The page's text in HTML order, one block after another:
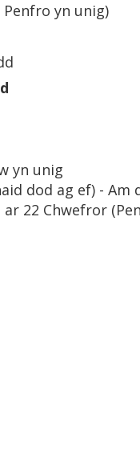
Penfro yn unig)
yn unig
dod ag ef) - Am
22 Chwefror